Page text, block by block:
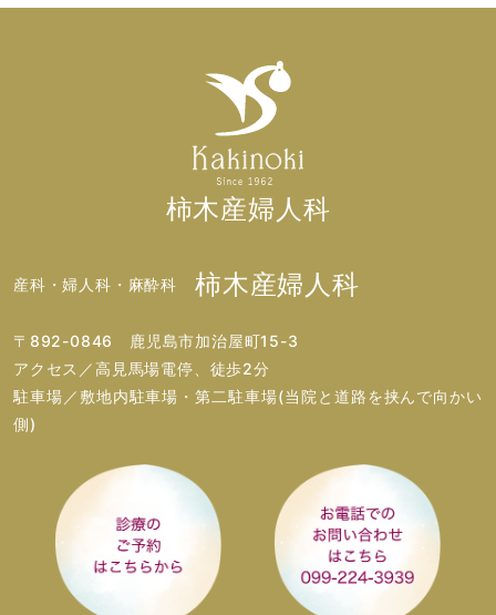
柿木産婦人科
産科・婦人科・麻酔科 柿木産婦人科
〒892-0846 鹿児島市加治屋町15-3
アクセス／高見馬場電停、徒歩2分
駐車場／敷地内駐車場・第二駐車場(当院と道路を挟んで向かい
側)